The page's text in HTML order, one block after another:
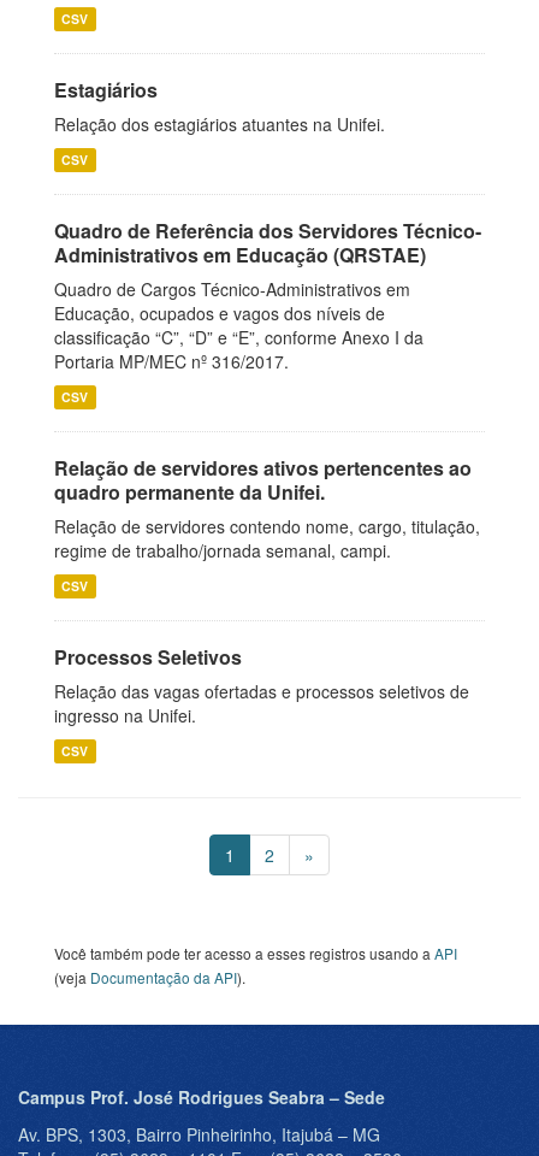
CSV
Estagiários
Relação dos estagiários atuantes na Unifei.
CSV
Quadro de Referência dos Servidores Técnico-
Administrativos em Educação (QRSTAE)
Quadro de Cargos Técnico-Administrativos em
Educação, ocupados e vagos dos níveis de
classificação “C”, “D” e “E”, conforme Anexo I da
Portaria MP/MEC nº 316/2017.
CSV
Relação de servidores ativos pertencentes ao
quadro permanente da Unifei.
Relação de servidores contendo nome, cargo, titulação,
regime de trabalho/jornada semanal, campi.
CSV
Processos Seletivos
Relação das vagas ofertadas e processos seletivos de
ingresso na Unifei.
CSV
1 2 »
Você também pode ter acesso a esses registros usando a API
(veja Documentação da API).
Campus Prof. José Rodrigues Seabra – Sede
Av. BPS, 1303, Bairro Pinheirinho, Itajubá – MG